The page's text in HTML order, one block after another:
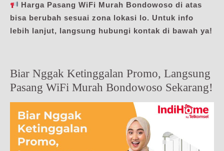
Harga Pasang WiFi Murah Bondowoso di atas
bisa berubah sesuai zona lokasi lo. Untuk info
lebih lanjut, langsung hubungi kontak di bawah ya!
Biar Nggak Ketinggalan Promo, Langsung
Pasang WiFi Murah Bondowoso Sekarang!